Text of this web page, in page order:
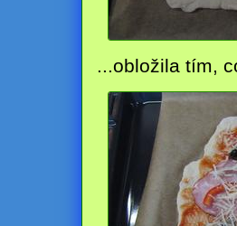
...obložila tím,